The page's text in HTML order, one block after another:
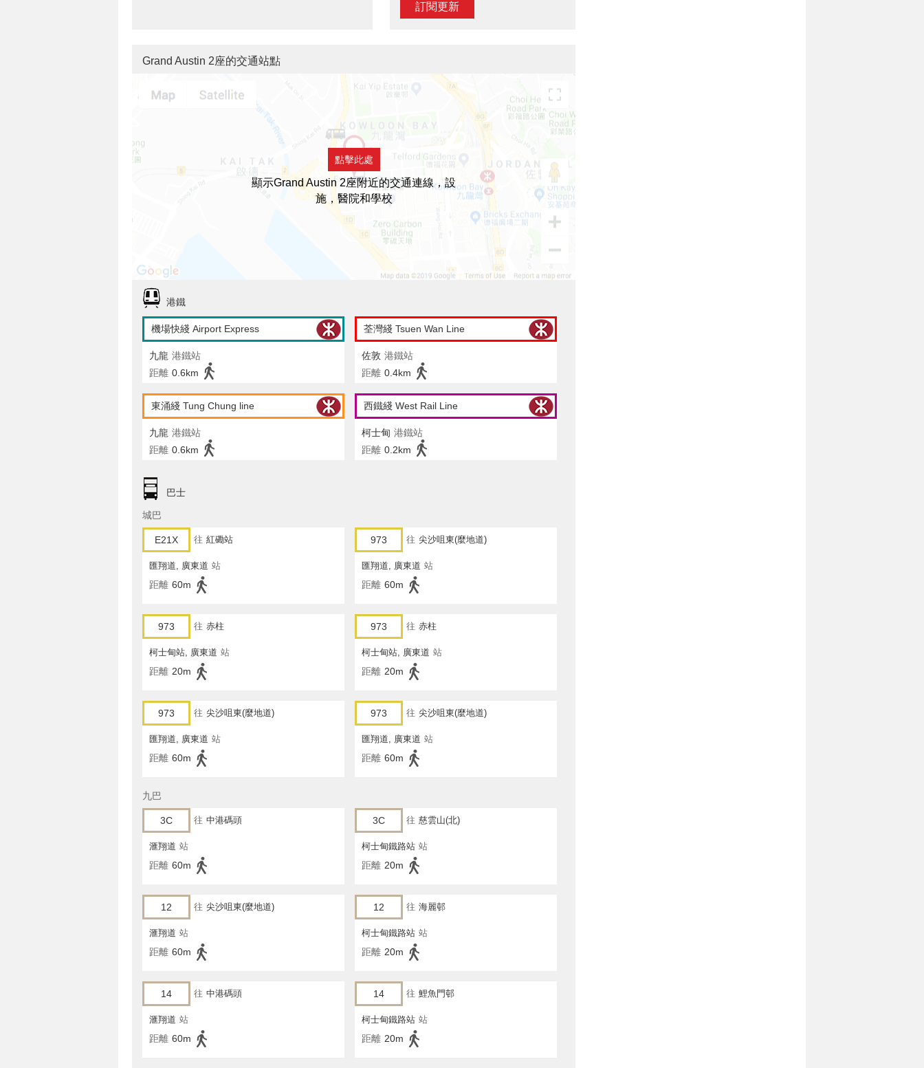
訂閱更新
Grand Austin 2座的交通站點
點擊此處
顯示Grand Austin 2座附近的交通連線，設
施，醫院和學校
港鐵
機場快綫 Airport Express
九龍 港鐵站
距離 0.6km
荃灣綫 Tsuen Wan Line
佐敦 港鐵站
距離 0.4km
東涌綫 Tung Chung line
九龍 港鐵站
距離 0.6km
西鐵綫 West Rail Line
柯士甸 港鐵站
距離 0.2km
巴士
城巴
E21X 往 紅磡站
匯翔道, 廣東道 站
距離 60m
973 往 尖沙咀東(麼地道)
匯翔道, 廣東道 站
距離 60m
973 往 赤柱
柯士甸站, 廣東道 站
距離 20m
973 往 赤柱
柯士甸站, 廣東道 站
距離 20m
973 往 尖沙咀東(麼地道)
匯翔道, 廣東道 站
距離 60m
973 往 尖沙咀東(麼地道)
匯翔道, 廣東道 站
距離 60m
九巴
3C 往 中港碼頭
滙翔道 站
距離 60m
3C 往 慈雲山(北)
柯士甸鐵路站 站
距離 20m
12 往 尖沙咀東(麼地道)
滙翔道 站
距離 60m
12 往 海麗邨
柯士甸鐵路站 站
距離 20m
14 往 中港碼頭
滙翔道 站
距離 60m
14 往 鯉魚門邨
柯士甸鐵路站 站
距離 20m